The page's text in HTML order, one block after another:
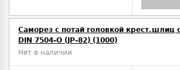
Саморез с потай головкой крест.шлиц
DIN 7504-O (JP-82) (1000)
Нет в наличии